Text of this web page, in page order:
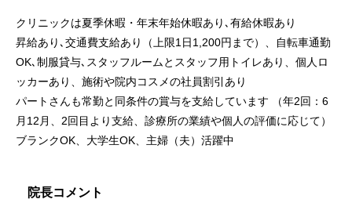
クリニックは夏季休暇・年末年始休暇あり､有給休暇あり
昇給あり､交通費支給あり（上限1日1,200円まで）、自転車通勤
OK､制服貸与､スタッフルームとスタッフ用トイレあり、個人ロ
ッカーあり、施術や院内コスメの社員割引あり
パートさんも常勤と同条件の賞与を支給しています （年2回：6
月12月、2回目より支給、診療所の業績や個人の評価に応じて）
ブランクOK、大学生OK、主婦（夫）活躍中
院長コメント